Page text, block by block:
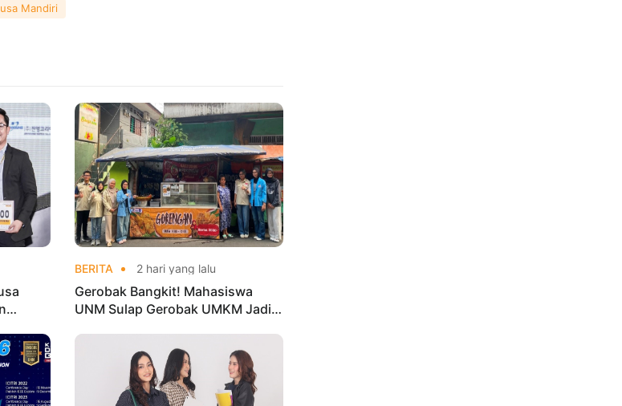
Mandiri
BERITA 2 hari yang lalu
Gerobak Bangkit! Mahasiswa
UNM Sulap Gerobak UMKM Jadi